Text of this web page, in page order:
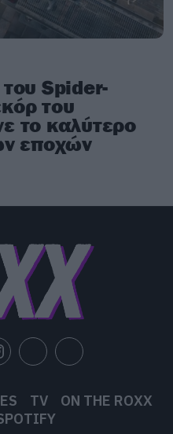
Spider-
του
το καλύτερο
εποχών
TV
ON THE ROXX